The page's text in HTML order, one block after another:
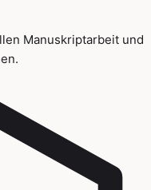
Manuskriptarbeit und